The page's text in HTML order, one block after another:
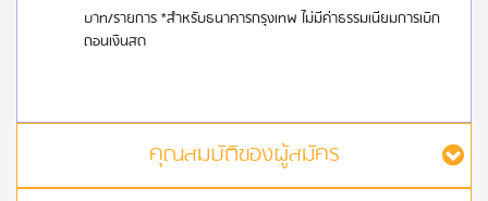
บาท/รายการ *สำหรับธนาคารกรุงเทพ ไม่มีค่าธรรมเนียมการเบิก
ถอนเงินสด
คุณสมบัติของผู้สมัคร